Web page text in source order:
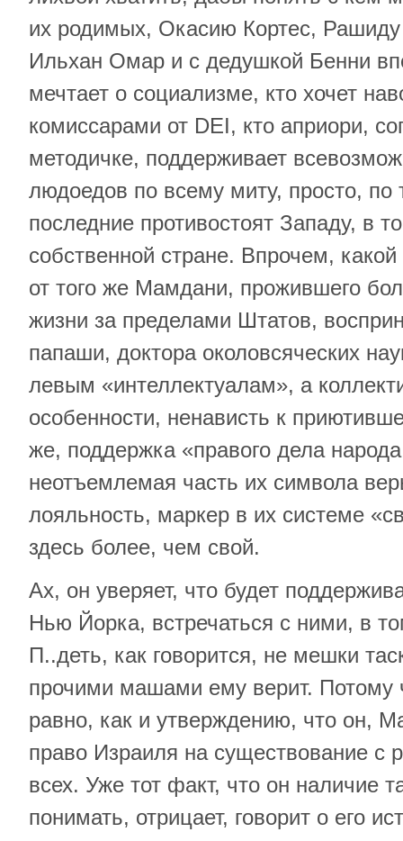
их родимых, Окасию Кортес,
Ильхан Омар и с дедушкой Бенни
мечтает о социализме, кто хочет
комиссарами от DEI, кто априори,
методичке, поддерживает
людоедов по всему миту, просто, по
последние противостоят Западу, в
собственной стране. Впрочем,
от того же Мамдани, прожившего
жизни за пределами Штатов,
папаши, доктора околовсяческих
левым «интеллектуалам», а
особенности, ненависть к
же, поддержка «правого дела
неотъемлемая часть их символа
лояльность, маркер в их системе
здесь более, чем свой.
Ах, он уверяет, что будет
Нью Йорка, встречаться с ними, в
П..деть, как говорится, не мешки
прочими машами ему верит. Потому
равно, как и утверждению, что он,
право Израиля на существование с
всех. Уже тот факт, что он наличие
понимать, отрицает, говорит о его